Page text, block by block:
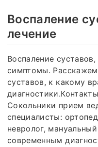
Воспаление
лечение
Воспаление
симптомы.
суставов, к какому
Сокольники прием
специалисты:
невролог,
современным